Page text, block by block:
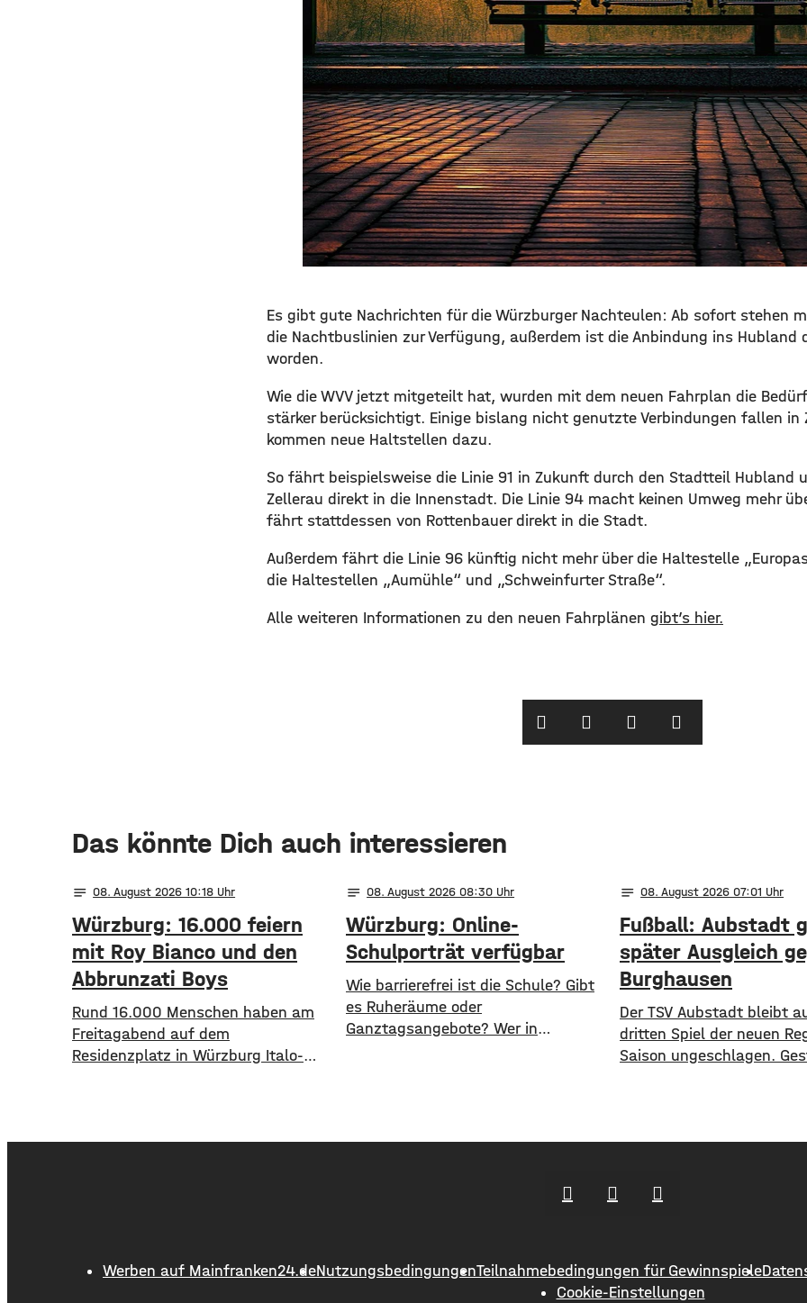
​​Es gibt gute Nachrichten für die Würzburger Nachteulen: Ab sofort stehen
die Nachtbuslinien zur Verfügung, außerdem ist die Anbindung ins Hubland
worden.
​Wie die WVV jetzt mitgeteilt hat, wurden mit dem neuen Fahrplan die
stärker berücksichtigt. Einige bislang nicht genutzte Verbindungen fallen in
kommen neue Haltstellen dazu.
​So fährt beispielsweise die Linie 91 in Zukunft durch den Stadtteil Hubland
Zellerau direkt in die Innenstadt. Die Linie 94 macht keinen Umweg mehr
fährt stattdessen von Rottenbauer direkt in die Stadt.
​Außerdem fährt die Linie 96 künftig nicht mehr über die Haltestelle
die Haltestellen „Aumühle“ und „Schweinfurter Straße“.
​Alle weiteren Informationen zu den neuen Fahrplänen gibt’s hier.
Das könnte Dich auch interessieren
notes 08. August 2026 10:18
Würzburg: 16.000 feiern
mit Roy Bianco und den
Abbrunzati Boys
Rund 16.000 Menschen haben am
Freitagabend auf dem
Residenzplatz in Würzburg Italo-
der große Hit „Bella Napoli“. Auch
notes 08. August 2026 08:30
Würzburg: Online-
Schulporträt verfügbar
​​Wie barrierefrei ist die Schule? Gibt
es Ruheräume oder
Ganztagsangebote? Wer in
im Open-Data-Portal neue digitale
Trägerschaft mit einer Vielzahl von
beispielsweise Schülerzahlen, die
notes 08. August 2026 07:01
Fußball: Aubstadt
später Ausgleich
Burghausen
Der TSV Aubstadt bleibt
dritten Spiel der neuen
Saison ungeschlagen.
Punktgewinn gelang
Grimm erzielte den per
dritten Minute der
Werben auf Mainfranken24.deNutzungsbedingungenTeilnahmebedingungen für Gewinnspiele
Cookie-Einstellungen